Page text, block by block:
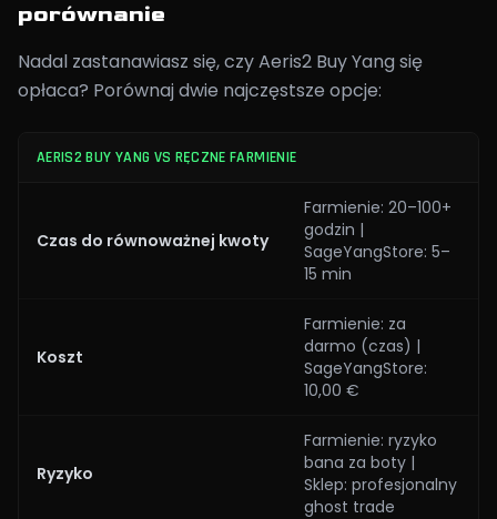
porównanie
Nadal zastanawiasz się, czy Aeris2 Buy Yang się
opłaca? Porównaj dwie najczęstsze opcje:
AERIS2 BUY YANG VS RĘCZNE FARMIENIE
Czas do równoważnej kwoty
Farmienie: 20–100+
godzin |
SageYangStore: 5–
15 min
Koszt
Farmienie: za
darmo (czas) |
SageYangStore:
10,00 €
Ryzyko
Farmienie: ryzyko
bana za boty |
Sklep: profesjonalny
ghost trade